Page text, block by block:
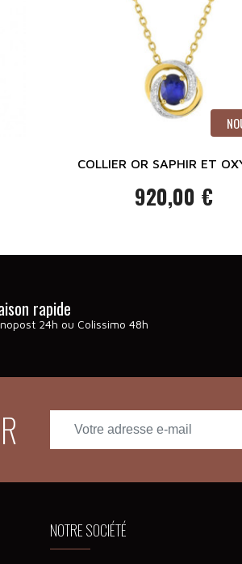
COLLIER OR SAPHIR ET
Prix
920,00 €
rapide
24h ou Colissimo 48h
NOTRE SOCIÉTÉ